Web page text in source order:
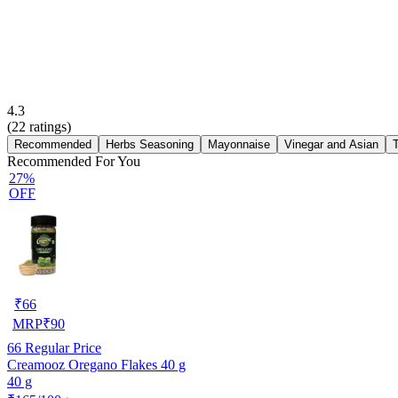
4.3
(22 ratings)
Recommended Herbs Seasoning Mayonnaise Vinegar and Asian
Recommended For You
27%
OFF
₹66
MRP₹90
66 Regular Price
Creamooz Oregano Flakes 40 g
40 g